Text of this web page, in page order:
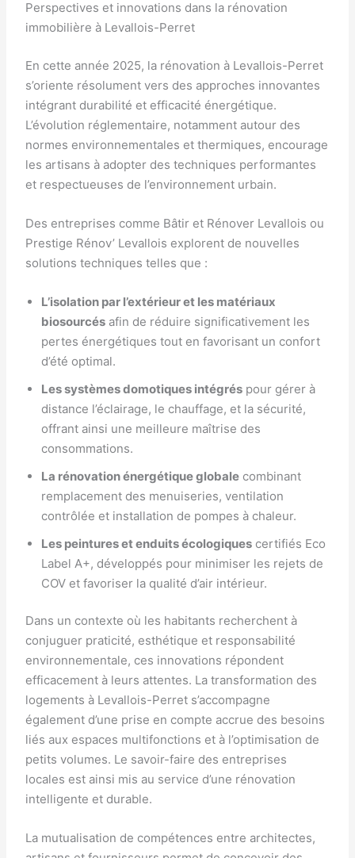
Perspectives et innovations dans la rénovation
immobilière à Levallois-Perret
En cette année 2025, la rénovation à Levallois-Perret
s’oriente résolument vers des approches innovantes
intégrant durabilité et efficacité énergétique.
L’évolution réglementaire, notamment autour des
normes environnementales et thermiques, encourage
les artisans à adopter des techniques performantes
et respectueuses de l’environnement urbain.
Des entreprises comme Bâtir et Rénover Levallois ou
Prestige Rénov’ Levallois explorent de nouvelles
solutions techniques telles que :
L’isolation par l’extérieur et les matériaux
biosourcés afin de réduire significativement les
pertes énergétiques tout en favorisant un confort
d’été optimal.
Les systèmes domotiques intégrés pour gérer à
distance l’éclairage, le chauffage, et la sécurité,
offrant ainsi une meilleure maîtrise des
consommations.
La rénovation énergétique globale combinant
remplacement des menuiseries, ventilation
contrôlée et installation de pompes à chaleur.
Les peintures et enduits écologiques certifiés Eco
Label A+, développés pour minimiser les rejets de
COV et favoriser la qualité d’air intérieur.
Dans un contexte où les habitants recherchent à
conjuguer praticité, esthétique et responsabilité
environnementale, ces innovations répondent
efficacement à leurs attentes. La transformation des
logements à Levallois-Perret s’accompagne
également d’une prise en compte accrue des besoins
liés aux espaces multifonctions et à l’optimisation de
petits volumes. Le savoir-faire des entreprises
locales est ainsi mis au service d’une rénovation
intelligente et durable.
La mutualisation de compétences entre architectes,